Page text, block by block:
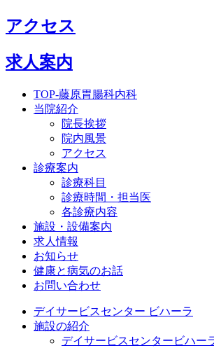
アクセス
求人案内
TOP-藤原胃腸科内科
当院紹介
院長挨拶
院内風景
アクセス
診療案内
診療科目
診療時間・担当医
各診療内容
施設・設備案内
求人情報
お知らせ
健康と病気のお話
お問い合わせ
デイサービスセンター ビハーラ
施設の紹介
デイサービスセンタービハー